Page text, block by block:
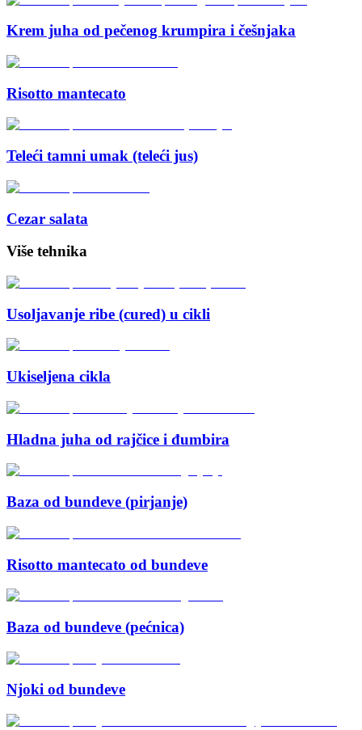
Krem juha od pečenog krumpira i češnjaka
Risotto mantecato
Teleći tamni umak (teleći jus)
Cezar salata
Više tehnika
Usoljavanje ribe (cured) u cikli
Ukiseljena cikla
Hladna juha od rajčice i đumbira
Baza od bundeve (pirjanje)
Risotto mantecato od bundeve
Baza od bundeve (pećnica)
Njoki od bundeve